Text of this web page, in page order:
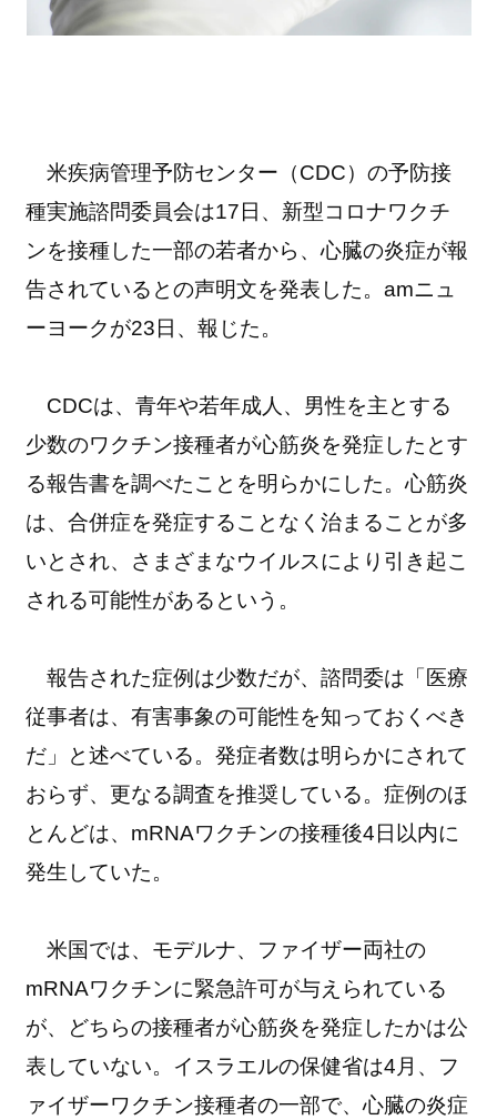
米疾病管理予防センター（CDC）の予防接
種実施諮問委員会は17日、新型コロナワクチ
ンを接種した一部の若者から、心臓の炎症が報
告されているとの声明文を発表した。amニュ
ーヨークが23日、報じた。
CDCは、青年や若年成人、男性を主とする
少数のワクチン接種者が心筋炎を発症したとす
る報告書を調べたことを明らかにした。心筋炎
は、合併症を発症することなく治まることが多
いとされ、さまざまなウイルスにより引き起こ
される可能性があるという。
報告された症例は少数だが、諮問委は「医療
従事者は、有害事象の可能性を知っておくべき
だ」と述べている。発症者数は明らかにされて
おらず、更なる調査を推奨している。症例のほ
とんどは、mRNAワクチンの接種後4日以内に
発生していた。
米国では、モデルナ、ファイザー両社の
mRNAワクチンに緊急許可が与えられている
が、どちらの接種者が心筋炎を発症したかは公
表していない。イスラエルの保健省は4月、フ
ァイザーワクチン接種者の一部で、心臓の炎症